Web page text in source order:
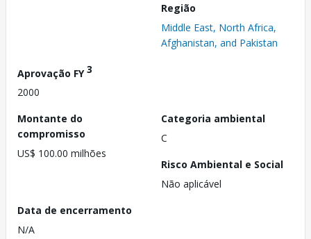
Região
Middle East, North Africa,
Afghanistan, and Pakistan
Aprovação FY3
2000
Montante do
compromisso
US$ 100.00 milhões
Categoria ambiental
C
Risco Ambiental e Social
Não aplicável
Data de encerramento
N/A